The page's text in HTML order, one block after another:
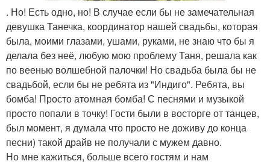
. Но! Есть одно, но! В случае если бы не замечательная
девушка Танечка, координатор нашей свадьбы, которая
была, моими глазами, ушами, руками, не знаю что бы я
делала без неё, любую мою проблему Таня, решала как
по веенью волшебной палочки! Но свадьба была бы не
свадьбой, если бы не ребята из "Индиго". Ребята, вы
бомба! Просто атомная бомба! С песнями и музыкой
просто попали в точку! Гости были в восторге от танцев,
был момент, я думала что просто не доживу до конца
песни) такой драйв не получали с мужем давно.
Но мне кажиться, больше всего гостям и нам